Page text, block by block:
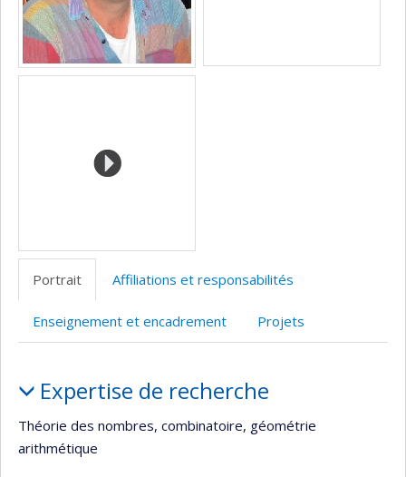
Portrait Affiliations et responsabilités
Enseignement et encadrement Projets
Expertise de recherche
Théorie des nombres, combinatoire, géométrie
arithmétique